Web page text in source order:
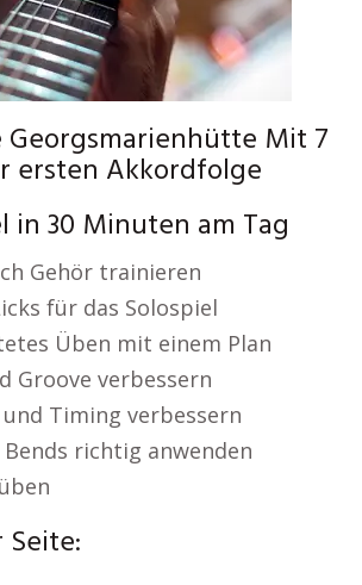
Georgsmarienhütte Mit 7
ersten Akkordfolge
in 30 Minuten am Tag
Gehör trainieren
für das Solospiel
Üben mit einem Plan
Groove verbessern
Timing verbessern
Bends richtig anwenden